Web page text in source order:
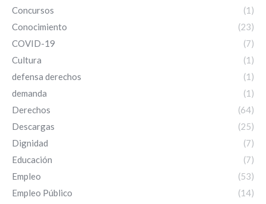
Concursos
(1)
Conocimiento
(23)
COVID-19
(7)
Cultura
(1)
defensa derechos
(1)
demanda
(1)
Derechos
(64)
Descargas
(25)
Dignidad
(7)
Educación
(7)
Empleo
(53)
Empleo Público
(14)